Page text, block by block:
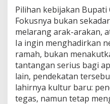
Pilihan kebijakan
Fokusnya bukan
melarang arak-arakan,
Ia ingin menghadirkan
ramah, bukan
tantangan serius bagi
lain, pendekatan
lahirnya kultur baru:
tegas, namun tetap